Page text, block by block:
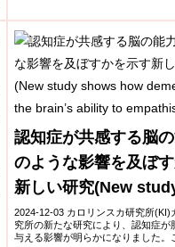
認知症が共感する脳
のような影響を及ぼ
新しい研究(New
how dementia
brain’s ability to
2024-12-03 カロリンスカ研究所(KI)
究所の新たな研究により、認知症が
与える影響が明らかになりました。